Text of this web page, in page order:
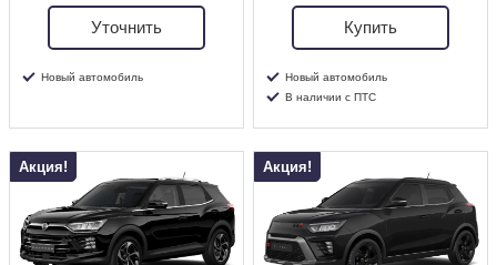
Уточнить
Новый автомобиль
Купить
Новый автомобиль
В наличии с ПТС
Акция! Акция!